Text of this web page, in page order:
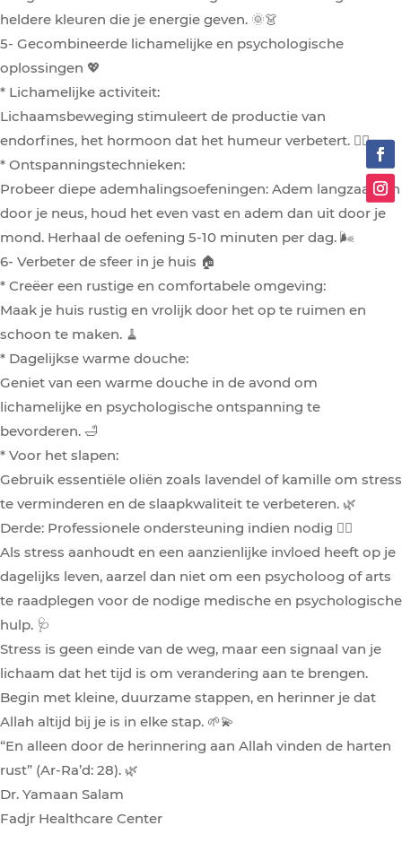
heldere kleuren die je energie geven. 🌞👗
5- Gecombineerde lichamelijke en psychologische
oplossingen 💖
* Lichamelijke activiteit:
Lichaamsbeweging stimuleert de productie van
endorfines, het hormoon dat het humeur verbetert. 🏃‍♀️
* Ontspanningstechnieken:
Probeer diepe ademhalingsoefeningen: Adem langzaam in
door je neus, houd het even vast en adem dan uit door je
mond. Herhaal de oefening 5-10 minuten per dag. 🌬️
6- Verbeter de sfeer in je huis 🏠
* Creëer een rustige en comfortabele omgeving:
Maak je huis rustig en vrolijk door het op te ruimen en
schoon te maken. 🧹
* Dagelijkse warme douche:
Geniet van een warme douche in de avond om
lichamelijke en psychologische ontspanning te
bevorderen. 🛁
* Voor het slapen:
Gebruik essentiële oliën zoals lavendel of kamille om stress
te verminderen en de slaapkwaliteit te verbeteren. 🌿
Derde: Professionele ondersteuning indien nodig 👩‍⚕️
Als stress aanhoudt en een aanzienlijke invloed heeft op je
dagelijks leven, aarzel dan niet om een psycholoog of arts
te raadplegen voor de nodige medische en psychologische
hulp. 🩺
Stress is geen einde van de weg, maar een signaal van je
lichaam dat het tijd is om verandering aan te brengen.
Begin met kleine, duurzame stappen, en herinner je dat
Allah altijd bij je is in elke stap. 🌱💫
“En alleen door de herinnering aan Allah vinden de harten
rust” (Ar-Ra’d: 28). 🌿
Dr. Yamaan Salam
Fadjr Healthcare Center